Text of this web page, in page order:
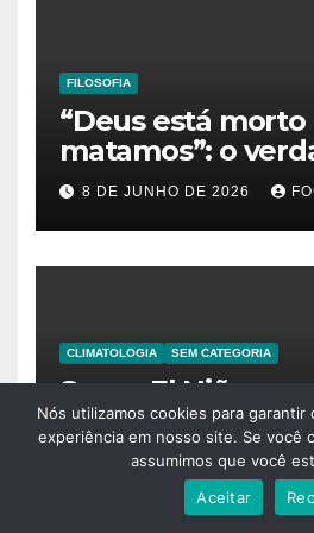
FILOSOFIA
“Deus está morto
matamos”: o
significado da
Friedrich Nietzsche
8 DE JUNHO DE 2026
CLIMATOLOGIA SEM CATEGORIA
Super El Niño: o
funciona e quais
os impactos
climático extremo
no mundo
25 DE MAIO DE 2026
Nós utilizamos cookies para
experiência em nosso site. Se você
assumimos que você
Aceitar